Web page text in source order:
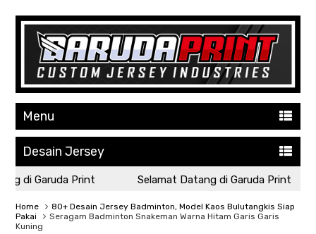
Menu
Desain Jersey
di Garuda Print Selamat Datang di Garuda Print
Home
80+ Desain Jersey Badminton, Model Kaos Bulutangkis Siap
Pakai
Seragam Badminton Snakeman Warna Hitam Garis Garis
Kuning